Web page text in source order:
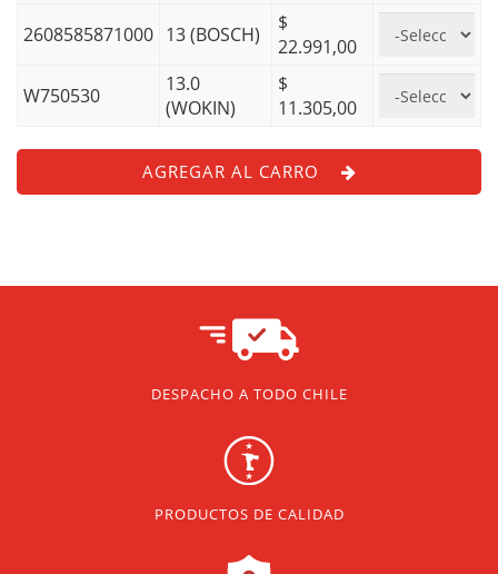
2608585871000 13 (BOSCH)
$
22.991,00
W750530
13.0
(WOKIN)
$
11.305,00
AGREGAR AL CARRO
DESPACHO A TODO CHILE
PRODUCTOS DE CALIDAD